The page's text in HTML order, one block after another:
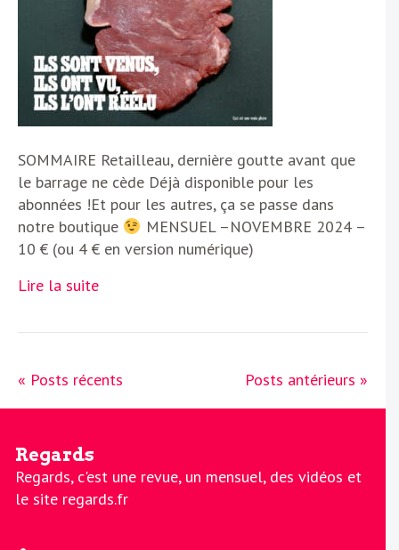
SOMMAIRE Retailleau, dernière goutte avant que
le barrage ne cède Déjà disponible pour les
abonnées !Et pour les autres, ça se passe dans
notre boutique
MENSUEL –NOVEMBRE 2024 –
10 € (ou 4 € en version numérique)
Lire la suite
« Posts récents Posts antérieurs »
Regards
Regards, c'est une revue, un mensuel, des vidéos et
le site regards.fr